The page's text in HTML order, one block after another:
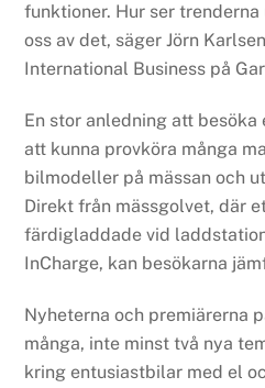
funktioner. Hur ser
oss av det, säger Jörn
International Business på
En stor anledning att besöka
att kunna provköra många
bilmodeller på mässan och
Direkt från mässgolvet, där
färdigladdade vid
InCharge, kan besökarna
Nyheterna och premiärerna
många, inte minst två nya
kring entusiastbilar med el